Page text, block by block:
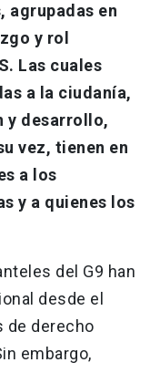
agrupadas en
y rol
Las cuales
a la ciudanía,
y desarrollo,
vez, tienen en
a los
y a quienes los
del G9 han
desde el
de derecho
embargo,